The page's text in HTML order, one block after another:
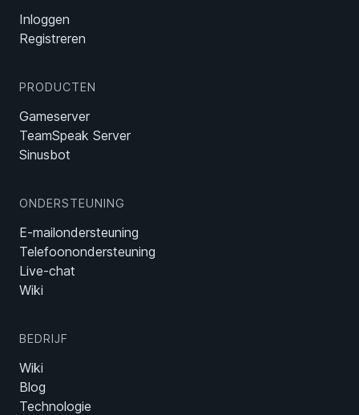
Inloggen
Registreren
PRODUCTEN
Gameserver
TeamSpeak Server
Sinusbot
ONDERSTEUNING
E-mailondersteuning
Telefoonondersteuning
Live-chat
Wiki
BEDRIJF
Wiki
Blog
Technologie